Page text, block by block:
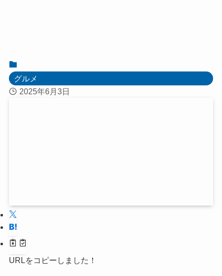
グルメ
2025年6月3日
URLをコピーしました！